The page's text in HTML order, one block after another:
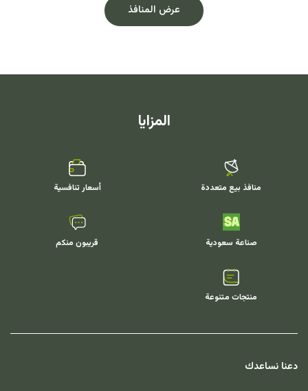
عرض المنافذ
المزايا
منافذ بيع متعددة أسعار تنافسية
صناعة سعودية قريبون منكم
منتجات متنوعة
دعنا نساعدك